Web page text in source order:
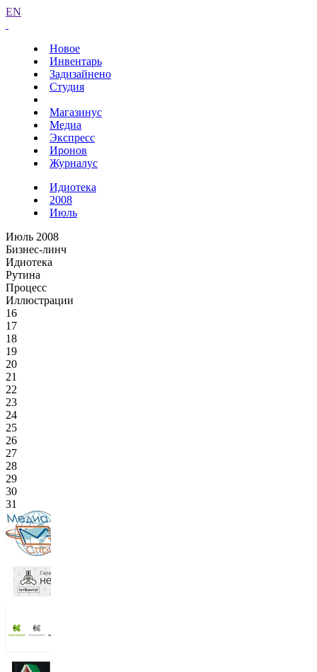
EN
Новое
Инвентарь
Задизайнено
Студия
Магазинус
Медиа
Экспресс
Иронов
Журналус
Идиотека
2008
Июль
Июль 2008
Бизнес-линч
Идиотека
Рутина
Процесс
Иллюстрации
16
17
18
19
20
21
22
23
24
25
26
27
28
29
30
31